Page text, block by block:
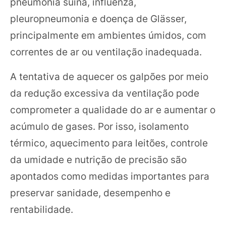
pleuropneumonia e doença de Glässer,
principalmente em ambientes úmidos, com
correntes de ar ou ventilação inadequada.
A tentativa de aquecer os galpões por meio
da redução excessiva da ventilação pode
comprometer a qualidade do ar e aumentar o
acúmulo de gases. Por isso, isolamento
térmico, aquecimento para leitões, controle
da umidade e nutrição de precisão são
apontados como medidas importantes para
preservar sanidade, desempenho e
rentabilidade.